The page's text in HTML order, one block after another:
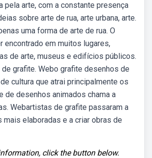
pela arte, com a constante presença
sobre arte de rua, arte urbana, arte.
uma forma de arte de rua. O
encontrado em muitos lugares,
de arte, museus e edifícios públicos.
grafite. Webo grafite desenhos de
cultura que atrai principalmente os
de desenhos animados chama a
Webartistas de grafite passaram a
mais elaboradas e a criar obras de
click the button below.